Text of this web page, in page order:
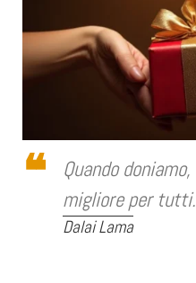
Quando
migliore per tutti.
Dalai Lama